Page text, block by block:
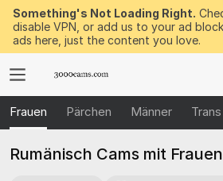
Something's Not Loading Right.
disable VPN, or add us to your ad
ads here, just the content you love.
Frauen Pärchen Männer Trans
Rumänisch Cams mit Frauen